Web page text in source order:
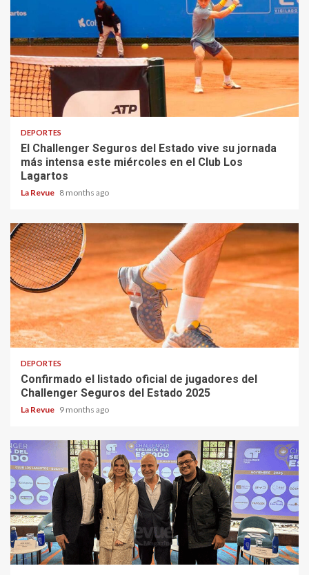
DEPORTES
El Challenger Seguros del Estado vive su jornada
más intensa este miércoles en el Club Los
Lagartos
La Revue 8 months ago
DEPORTES
Confirmado el listado oficial de jugadores del
Challenger Seguros del Estado 2025
La Revue 9 months ago